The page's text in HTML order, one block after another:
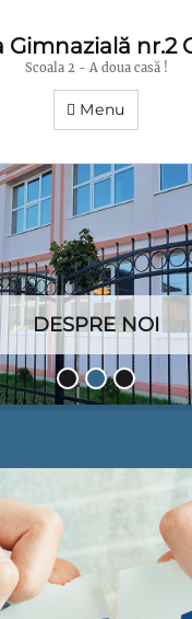
Gimnazială nr.2
Scoala 2 - A doua casă !
Menu
DESPRE NOI